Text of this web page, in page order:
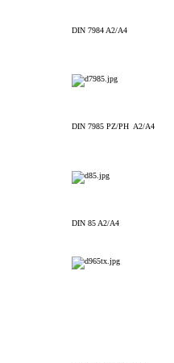
DIN 7984 A2/A4
DIN 7985 PZ/PH A2/A4
DIN 85 A2/A4